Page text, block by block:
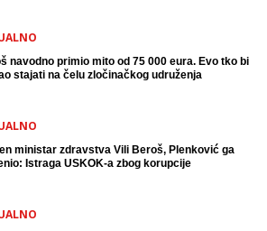
navodno primio mito od 75 000 eura. Evo tko bi
stajati na čelu zločinačkog udruženja
ministar zdravstva Vili Beroš, Plenković ga
Istraga USKOK-a zbog korupcije